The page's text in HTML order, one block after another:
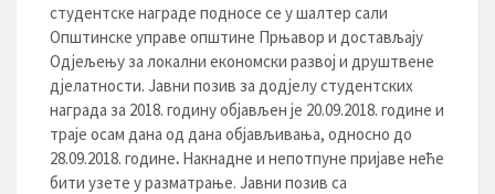
студентске награде подносе се у шалтер сали
Општинске управе општине Прњавор и достављају
Одјељењу за локални економски развој и друштвене
дјелатности. Јавни позив за додјелу студентских
награда за 2018. годину објављен је 20.09.2018. године и
траје осам дана од дана објављивања, односно до
28.09.2018. године. Накнадне и непотпуне пријаве неће
бити узете у разматрање. Јавни позив са